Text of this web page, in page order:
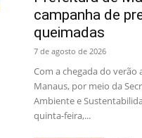
campanha de
queimadas
7 de agosto de 2026
Com a chegada do verão
Manaus, por meio da
Ambiente e
quinta-feira,...